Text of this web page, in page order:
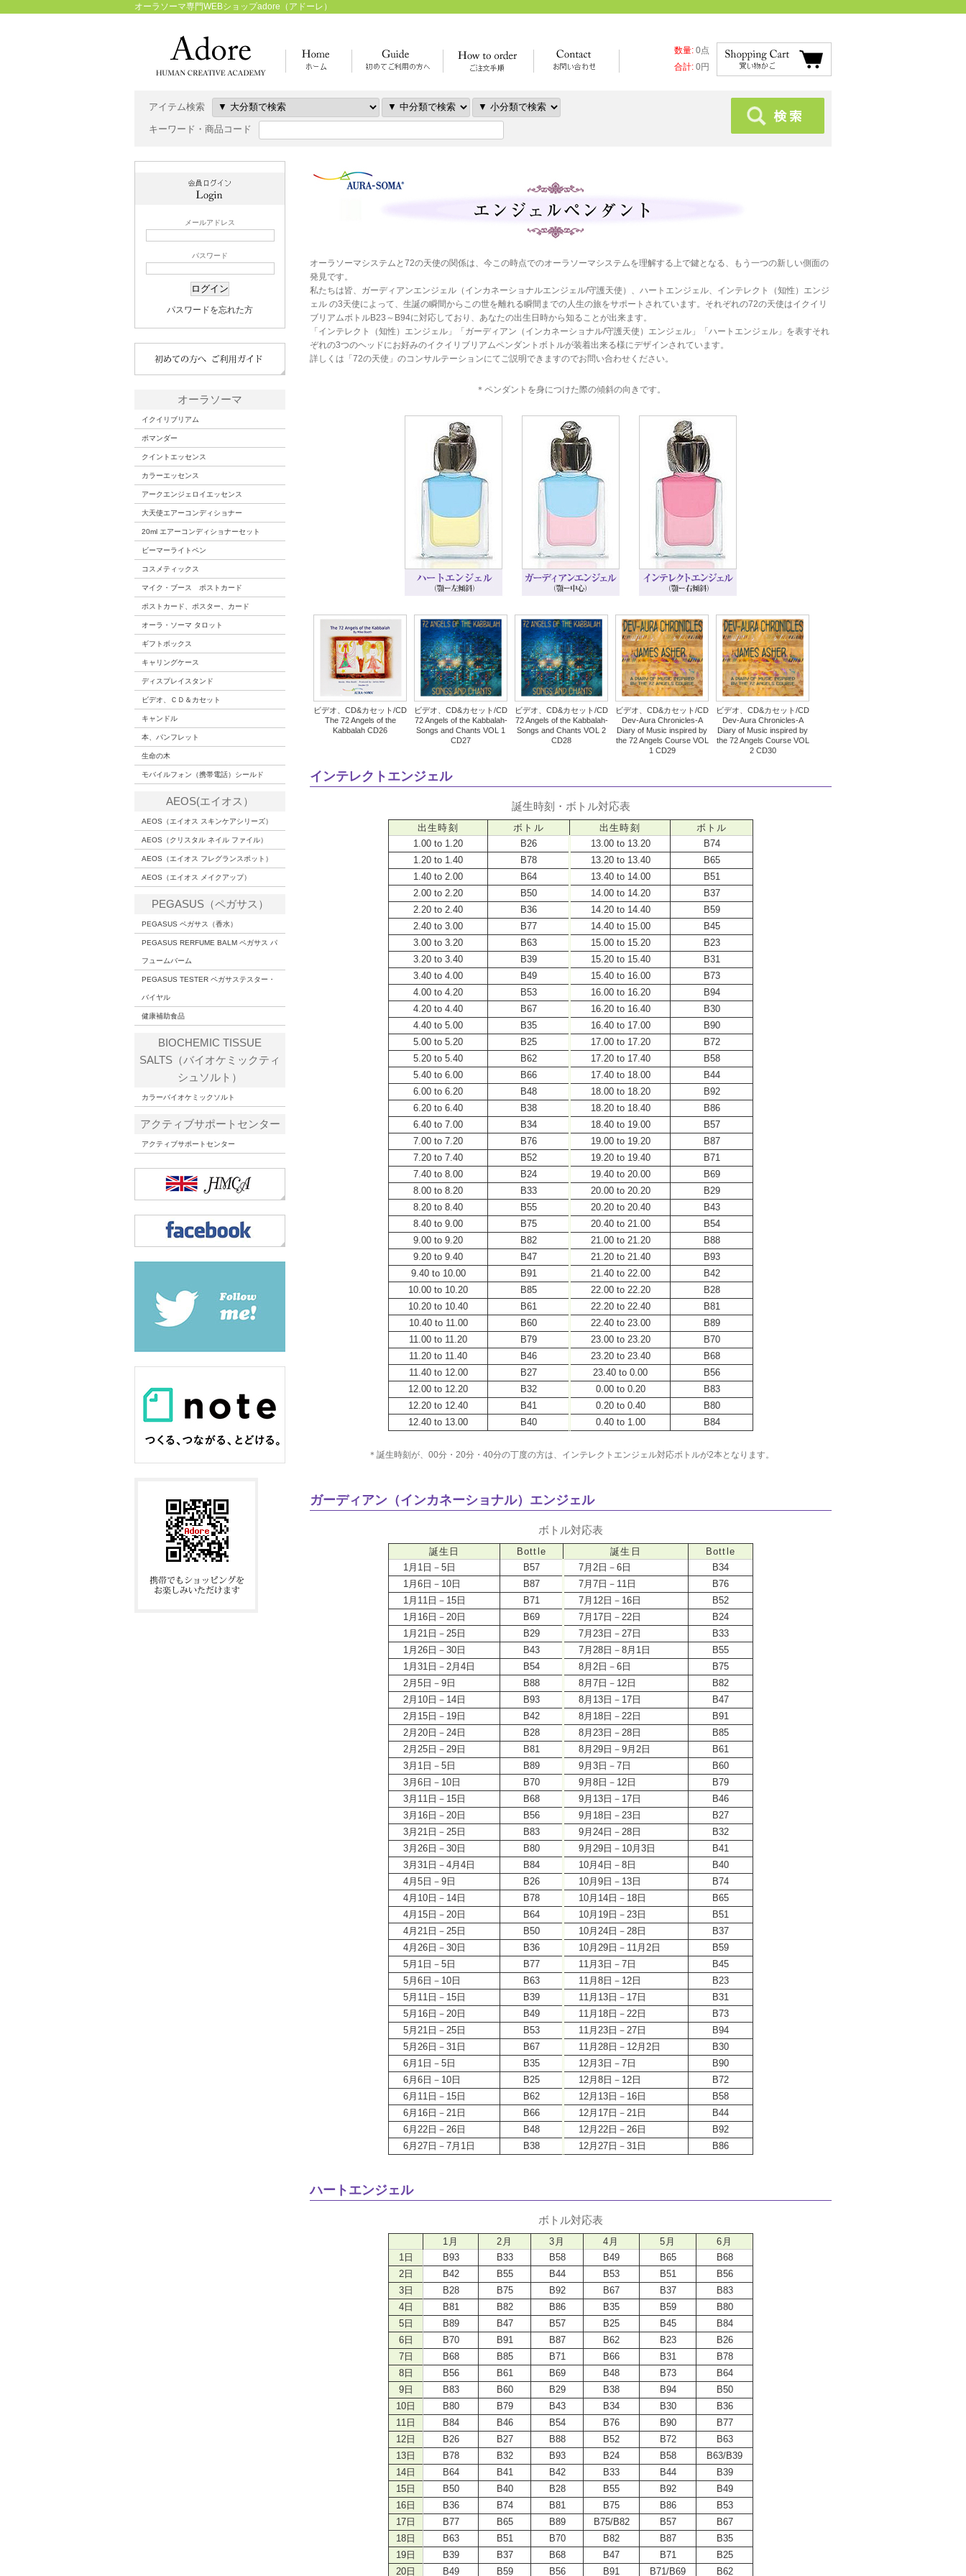
オーラソーマ専門WEBショップadore（アドーレ）
数量: 0点
合計: 0円
アイテム検索
キーワード・商品コード
メールアドレス
パスワード
パスワードを忘れた方
オーラソーマ
イクイリブリアム
ポマンダー
クイントエッセンス
カラーエッセンス
アークエンジェロイエッセンス
大天使エアーコンディショナー
20ml エアーコンディショナーセット
ビーマーライトペン
コスメティックス
マイク・ブース ポストカード
ポストカード、ポスター、カード
オーラ・ソーマ タロット
ギフトボックス
キャリングケース
ディスプレイスタンド
ビデオ、ＣＤ＆カセット
キャンドル
本、パンフレット
生命の木
モバイルフォン（携帯電話）シールド
AEOS(エイオス）
AEOS（エイオス スキンケアシリーズ）
AEOS（クリスタル ネイル ファイル）
AEOS（エイオス フレグランスポット）
AEOS（エイオス メイクアップ）
PEGASUS（ペガサス）
PEGASUS ペガサス（香水）
PEGASUS RERFUME BALM ペガサス パ
フュームバーム
PEGASUS TESTER ペガサステスター・
バイヤル
健康補助食品
BIOCHEMIC TISSUE
SALTS（バイオケミックティ
シュソルト）
カラーバイオケミックソルト
アクティブサポートセンター
アクティブサポートセンター
オーラソーマシステムと72の天使の関係は、今この時点でのオーラソーマシステムを理解する上で鍵となる、もう一つの新しい側面の
発見です。
私たちは皆、 ガーディアンエンジェル（インカネーショナルエンジェル/守護天使）、ハートエンジェル、インテレクト（知性）エンジ
ェル の3天使によって、生誕の瞬間からこの世を離れる瞬間までの人生の旅をサポートされています。それぞれの72の天使はイクイリ
ブリアムボトルB23～B94に対応しており、あなたの出生日時から知ることが出来ます。
「インテレクト（知性）エンジェル」「ガーディアン（インカネーショナル/守護天使）エンジェル」「ハートエンジェル」を表すそれ
ぞれの3つのヘッドにお好みのイクイリブリアムペンダントボトルが装着出来る様にデザインされています。
詳しくは「72の天使」のコンサルテーションにてご説明できますのでお問い合わせください。
＊ペンダントを身につけた際の傾斜の向きです。
ビデオ、CD&カセット/CD
The 72 Angels of the
Kabbalah CD26
ビデオ、CD&カセット/CD
72 Angels of the Kabbalah-
Songs and Chants VOL 1
CD27
ビデオ、CD&カセット/CD
72 Angels of the Kabbalah-
Songs and Chants VOL 2
CD28
ビデオ、CD&カセット/CD
Dev-Aura Chronicles-A
Diary of Music inspired by
the 72 Angels Course VOL
1 CD29
ビデオ、CD&カセット/CD
Dev-Aura Chronicles-A
Diary of Music inspired by
the 72 Angels Course VOL
2 CD30
インテレクト エンジェル
誕生時刻・ボトル対応表
出生時刻 ボトル 出生時刻
ボトル
1.00 to 1.20
B26 13.00 to 13.20
B74
1.20 to 1.40
B78 13.20 to 13.40
B65
1.40 to 2.00
B64 13.40 to 14.00
B51
2.00 to 2.20
B50 14.00 to 14.20
B37
2.20 to 2.40
B36 14.20 to 14.40
B59
2.40 to 3.00
B77 14.40 to 15.00
B45
3.00 to 3.20
B63 15.00 to 15.20
B23
3.20 to 3.40
B39 15.20 to 15.40
B31
3.40 to 4.00
B49 15.40 to 16.00
B73
4.00 to 4.20
B53 16.00 to 16.20
B94
4.20 to 4.40
B67 16.20 to 16.40
B30
4.40 to 5.00
B35 16.40 to 17.00
B90
5.00 to 5.20
B25 17.00 to 17.20
B72
5.20 to 5.40
B62 17.20 to 17.40
B58
5.40 to 6.00
B66 17.40 to 18.00
B44
6.00 to 6.20
B48 18.00 to 18.20
B92
6.20 to 6.40
B38 18.20 to 18.40
B86
6.40 to 7.00
B34 18.40 to 19.00
B57
7.00 to 7.20
B76 19.00 to 19.20
B87
7.20 to 7.40
B52 19.20 to 19.40
B71
7.40 to 8.00
B24 19.40 to 20.00
B69
8.00 to 8.20
B33 20.00 to 20.20
B29
8.20 to 8.40
B55 20.20 to 20.40
B43
8.40 to 9.00
B75 20.40 to 21.00
B54
9.00 to 9.20
B82 21.00 to 21.20
B88
9.20 to 9.40
B47 21.20 to 21.40
B93
9.40 to 10.00
B91 21.40 to 22.00
B42
10.00 to 10.20
B85 22.00 to 22.20
B28
10.20 to 10.40
B61 22.20 to 22.40
B81
10.40 to 11.00
B60 22.40 to 23.00
B89
11.00 to 11.20
B79 23.00 to 23.20
B70
11.20 to 11.40
B46 23.20 to 23.40
B68
11.40 to 12.00
B27 23.40 to 0.00
B56
12.00 to 12.20
B32 0.00 to 0.20
B83
12.20 to 12.40
B41 0.20 to 0.40
B80
12.40 to 13.00
B40 0.40 to 1.00 B84
＊誕生時刻が、00分・20分・40分の丁度の方は、インテレクトエンジェル対応ボトルが2本となります。
ガーディアン（インカネーショナル） エンジェル
ボトル対応表
誕生日 Bottle 誕生日
Bottle
1月1日－5日
B57 7月2日－6日
B34
1月6日－10日
B87 7月7日－11日
B76
1月11日－15日
B71 7月12日－16日
B52
1月16日－20日
B69 7月17日－22日
B24
1月21日－25日
B29 7月23日－27日
B33
1月26日－30日
B43 7月28日－8月1日
B55
1月31日－2月4日
B54 8月2日－6日
B75
2月5日－9日
B88 8月7日－12日
B82
2月10日－14日
B93 8月13日－17日
B47
2月15日－19日
B42 8月18日－22日
B91
2月20日－24日
B28 8月23日－28日
B85
2月25日－29日
B81 8月29日－9月2日
B61
3月1日－5日
B89 9月3日－7日
B60
3月6日－10日
B70 9月8日－12日
B79
3月11日－15日
B68 9月13日－17日
B46
3月16日－20日
B56 9月18日－23日
B27
3月21日－25日
B83 9月24日－28日
B32
3月26日－30日
B80 9月29日－10月3日
B41
3月31日－4月4日
B84 10月4日－8日
B40
4月5日－9日
B26 10月9日－13日
B74
4月10日－14日
B78 10月14日－18日
B65
4月15日－20日
B64 10月19日－23日
B51
4月21日－25日
B50 10月24日－28日
B37
4月26日－30日
B36 10月29日－11月2日
B59
5月1日－5日
B77 11月3日－7日
B45
5月6日－10日
B63 11月8日－12日
B23
5月11日－15日
B39 11月13日－17日
B31
5月16日－20日
B49 11月18日－22日
B73
5月21日－25日
B53 11月23日－27日
B94
5月26日－31日
B67 11月28日－12月2日
B30
6月1日－5日
B35 12月3日－7日
B90
6月6日－10日
B25 12月8日－12日
B72
6月11日－15日
B62 12月13日－16日
B58
6月16日－21日
B66 12月17日－21日
B44
6月22日－26日
B48 12月22日－26日
B92
6月27日－7月1日
B38 12月27日－31日 B86
ハート エンジェル
ボトル対応表
1月 2月 3月 4月 5月
6月
1日
B93 B33 B58 B49 B65
B68
2日
B42 B55 B44 B53 B51
B56
3日
B28 B75 B92 B67 B37
B83
4日
B81 B82 B86 B35 B59
B80
5日
B89 B47 B57 B25 B45
B84
6日
B70 B91 B87 B62 B23
B26
7日
B68 B85 B71 B66 B31
B78
8日
B56 B61 B69 B48 B73
B64
9日
B83 B60 B29 B38 B94
B50
10日
B80 B79 B43 B34 B30
B36
11日
B84 B46 B54 B76 B90
B77
12日
B26 B27 B88 B52 B72
B63
13日
B78 B32 B93 B24 B58
B63/B39
14日
B64 B41 B42 B33 B44
B39
15日
B50 B40 B28 B55 B92
B49
16日
B36 B74 B81 B75 B86
B53
17日
B77 B65 B89 B75/B82 B57
B67
18日
B63 B51 B70 B82 B87
B35
19日
B39 B37 B68 B47 B71
B25
20日
B49 B59 B56 B91 B71/B69 B62